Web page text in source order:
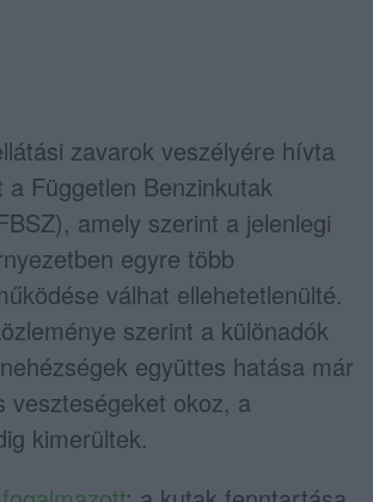
zavarok veszélyére hívta
a Független Benzinkutak
amely szerint a jelenlegi
egyre több
válhat ellehetetlenülté.
szerint a különadók
együttes hatása már
veszteségeket okoz, a
kimerültek.